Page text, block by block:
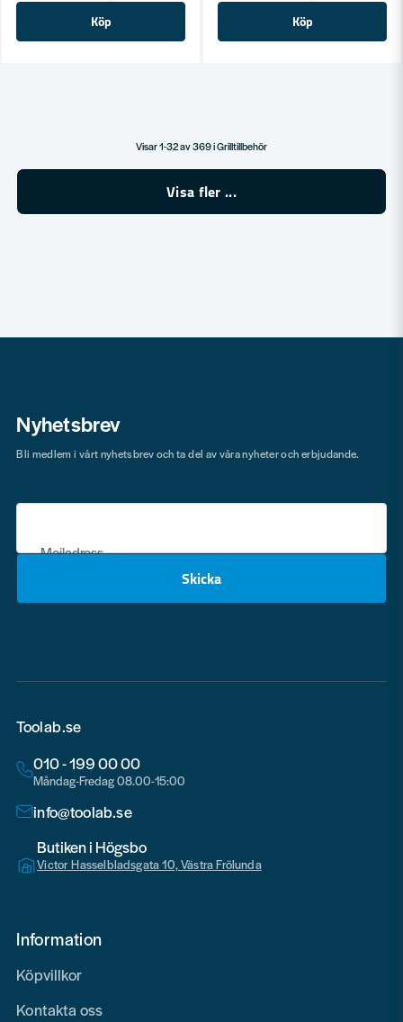
Köp Köp
Visar 1-32 av 369 i Grilltillbehör
Visa fler ...
Nyhetsbrev
Mejladress
Skicka
Bli medlem i vårt nyhetsbrev och ta del av våra nyheter och erbjudande.
Toolab.se
010 - 199 00 00
Måndag-Fredag 08.00-15:00
info@toolab.se
Butiken i Högsbo
Victor Hasselbladsgata 10, Västra Frölunda
Information
Köpvillkor
Kontakta oss